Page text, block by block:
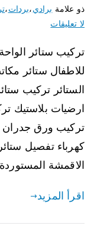
ذو علامة برادي،بردات،
لا تعليقات
تركيب ستائر
للاطفال ستائر
الستائر تركيب
ارضيات بلاستيك
تركيب ورق جدران
كهرباء تفصيل
الاقمشة
اقرأ المزيد